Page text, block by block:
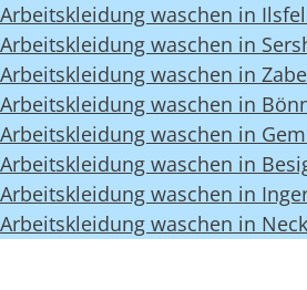
Arbeitskleidung waschen in
Arbeitskleidung waschen in
Arbeitskleidung waschen in
Arbeitskleidung waschen in
Arbeitskleidung waschen in
Arbeitskleidung waschen in
Arbeitskleidung waschen in
Arbeitskleidung waschen in